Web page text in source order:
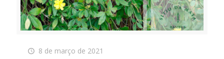
8 de março de 2021